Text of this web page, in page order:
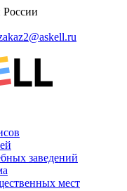
России
заведений
мест